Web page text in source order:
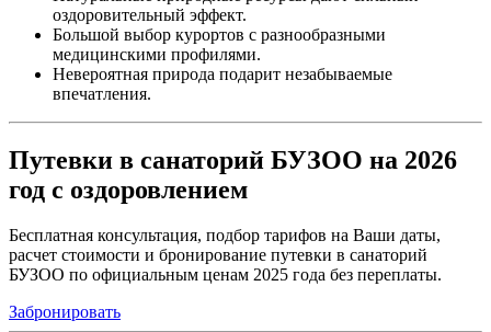
оздоровительный эффект.
Большой выбор курортов с разнообразными
медицинскими профилями.
Невероятная природа подарит незабываемые
впечатления.
Путевки в санаторий БУЗОО на 2026
год с оздоровлением
Бесплатная консультация, подбор тарифов на Ваши даты,
расчет стоимости и бронирование путевки в санаторий
БУЗОО по официальным ценам 2025 года без переплаты.
Забронировать